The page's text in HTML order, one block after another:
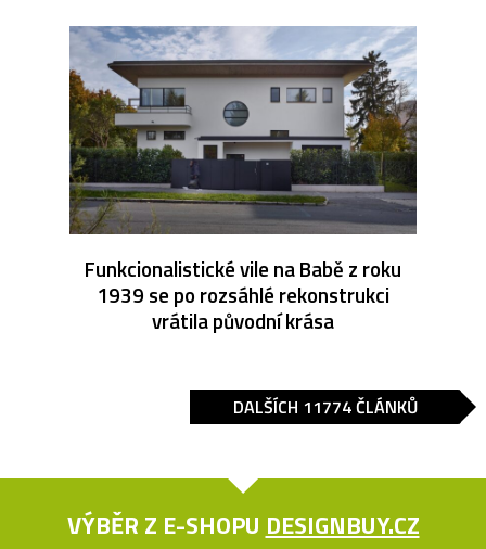
Funkcionalistické vile na Babě z roku
1939 se po rozsáhlé rekonstrukci
vrátila původní krása
DALŠÍCH 11774 ČLÁNKŮ
VÝBĚR Z E-SHOPU DESIGNBUY.CZ